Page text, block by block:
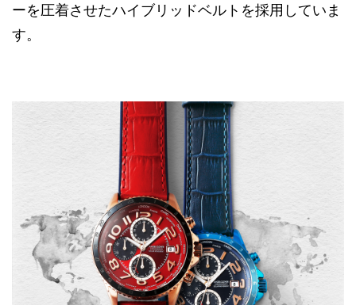
ーを圧着させたハイブリッドベルトを採用していま
す。